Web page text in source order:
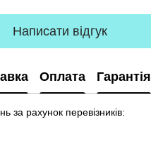
Написати відгук
Оплата Гарантія
за рахунок перевізників: